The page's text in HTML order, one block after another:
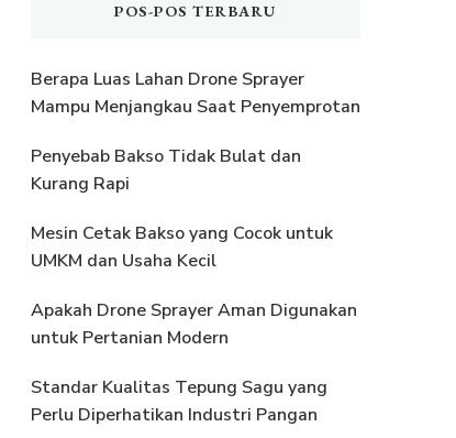
POS-POS TERBARU
Berapa Luas Lahan Drone Sprayer
Mampu Menjangkau Saat Penyemprotan
Penyebab Bakso Tidak Bulat dan
Kurang Rapi
Mesin Cetak Bakso yang Cocok untuk
UMKM dan Usaha Kecil
Apakah Drone Sprayer Aman Digunakan
untuk Pertanian Modern
Standar Kualitas Tepung Sagu yang
Perlu Diperhatikan Industri Pangan